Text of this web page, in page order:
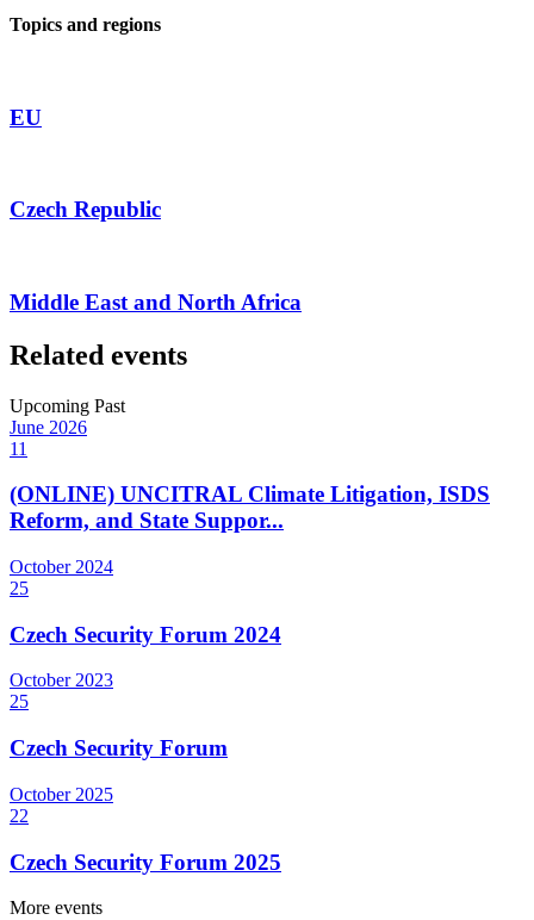
Topics and regions
EU
Czech Republic
Middle East and North Africa
Related events
Upcoming Past
June 2026
11
(ONLINE) UNCITRAL Climate Litigation, ISDS
Reform, and State Suppor...
October 2024
25
Czech Security Forum 2024
October2023
25
Czech Security Forum
October 2025
22
Czech Security Forum 2025
More events